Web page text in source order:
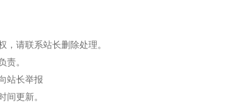
请联系站长删除处理。
。
站长举报
更新。